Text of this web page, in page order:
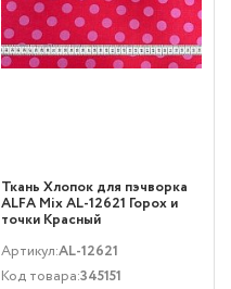
Ткань Хлопок для пэчворка
ALFA Mix AL-12621 Горох и
точки Красный
Артикул:AL-12621
Код товара:345151